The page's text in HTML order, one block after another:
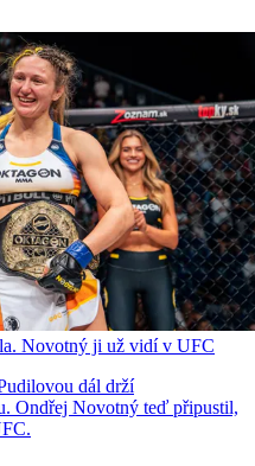
Novotný ji už vidí v UFC
dál drží
Ondřej Novotný teď připustil,